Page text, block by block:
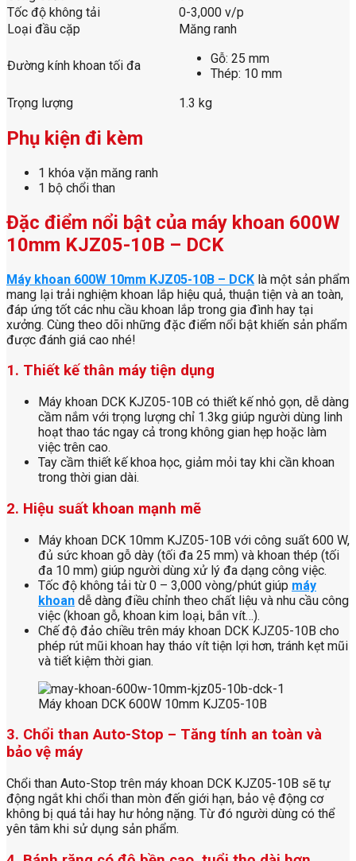
Tốc độ không tải
0-3,000 v/p
Loại đầu cặp
Măng ranh
Đường kính khoan tối đa
Gỗ: 25 mm
Thép: 10 mm
Trọng lượng
1.3 kg
Phụ kiện đi kèm
1 khóa vặn măng ranh
1 bộ chổi than
Đặc điểm nổi bật của máy khoan 600W
10mm KJZ05-10B – DCK
Máy khoan 600W 10mm KJZ05-10B – DCK là một sản phẩm
mang lại trải nghiệm khoan lắp hiệu quả, thuận tiện và an toàn,
đáp ứng tốt các nhu cầu khoan lắp trong gia đình hay tại
xưởng. Cùng theo dõi những đặc điểm nổi bật khiến sản phẩm
được đánh giá cao nhé!
1. Thiết kế thân máy tiện dụng
Máy khoan DCK KJZ05-10B có thiết kế nhỏ gọn, dễ dàng
cầm nắm với trọng lượng chỉ 1.3kg giúp người dùng linh
hoạt thao tác ngay cả trong không gian hẹp hoặc làm
việc trên cao.
Tay cầm thiết kế khoa học, giảm mỏi tay khi cần khoan
trong thời gian dài.
2. Hiệu suất khoan mạnh mẽ
Máy khoan DCK 10mm KJZ05-10B với công suất 600 W,
đủ sức khoan gỗ dày (tối đa 25 mm) và khoan thép (tối
đa 10 mm) giúp người dùng xử lý đa dạng công việc.
Tốc độ không tải từ 0 – 3,000 vòng/phút giúp máy
khoan dễ dàng điều chỉnh theo chất liệu và nhu cầu công
việc (khoan gỗ, khoan kim loại, bắn vít…).
Chế độ đảo chiều trên máy khoan DCK KJZ05-10B cho
phép rút mũi khoan hay tháo vít tiện lợi hơn, tránh kẹt mũi
và tiết kiệm thời gian.
Máy khoan DCK 600W 10mm KJZ05-10B
3. Chổi than Auto-Stop – Tăng tính an toàn và
bảo vệ máy
Chổi than Auto-Stop trên máy khoan DCK KJZ05-10B sẽ tự
động ngắt khi chổi than mòn đến giới hạn, bảo vệ động cơ
không bị quá tải hay hư hỏng nặng. Từ đó người dùng có thể
yên tâm khi sử dụng sản phẩm.